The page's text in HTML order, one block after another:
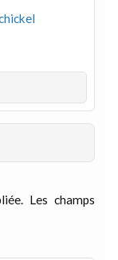
Les champs